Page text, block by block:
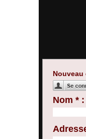
Nouveau
Nom * :